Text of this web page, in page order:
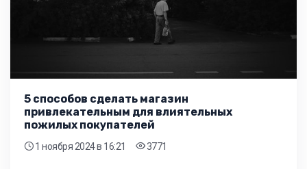
5 способов сделать магазин
привлекательным для влиятельных
пожилых покупателей
1 ноября 2024в 16:21 3771